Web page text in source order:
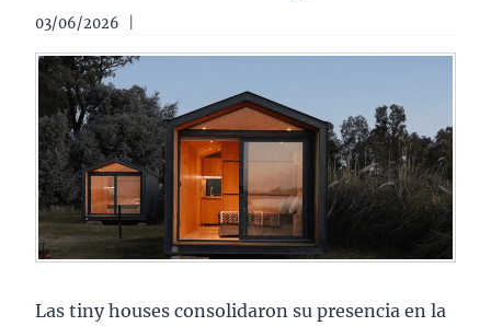
03/06/2026
Las tiny houses consolidaron su presencia en la